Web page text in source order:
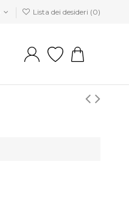
Lista dei desideri (0)